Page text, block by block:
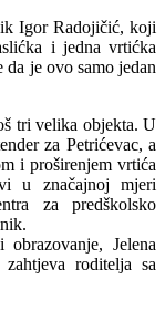
Igor Radojičić, koji
i jedna vrtićka
da je ovo samo jedan
tri velika objekta. U
za Petrićevac, a
i proširenjem vrtića
u značajnoj mjeri
za predškolsko
Jelena
roditelja sa